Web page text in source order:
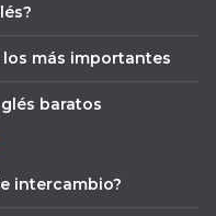
más importantes
baratos
intercambio?